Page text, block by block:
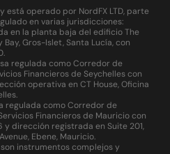
está operado por NordFX LTD, parte
en varias jurisdicciones:
en la planta baja del edificio The
Bay, Gros-Islet, Santa Lucía, con
regulada como Corredor de
Financieros de Seychelles con
operativa en CT House, Oficina
regulada como Corredor de
Financieros de Mauricio con
y dirección registrada en Suite 201,
Ebene, Mauricio.
instrumentos complejos y